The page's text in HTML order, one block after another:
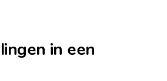
in een